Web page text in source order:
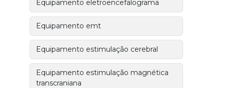
Equipamento eletroencefalograma
Equipamento emt
Equipamento estimulação cerebral
Equipamento estimulação magnética
transcraniana